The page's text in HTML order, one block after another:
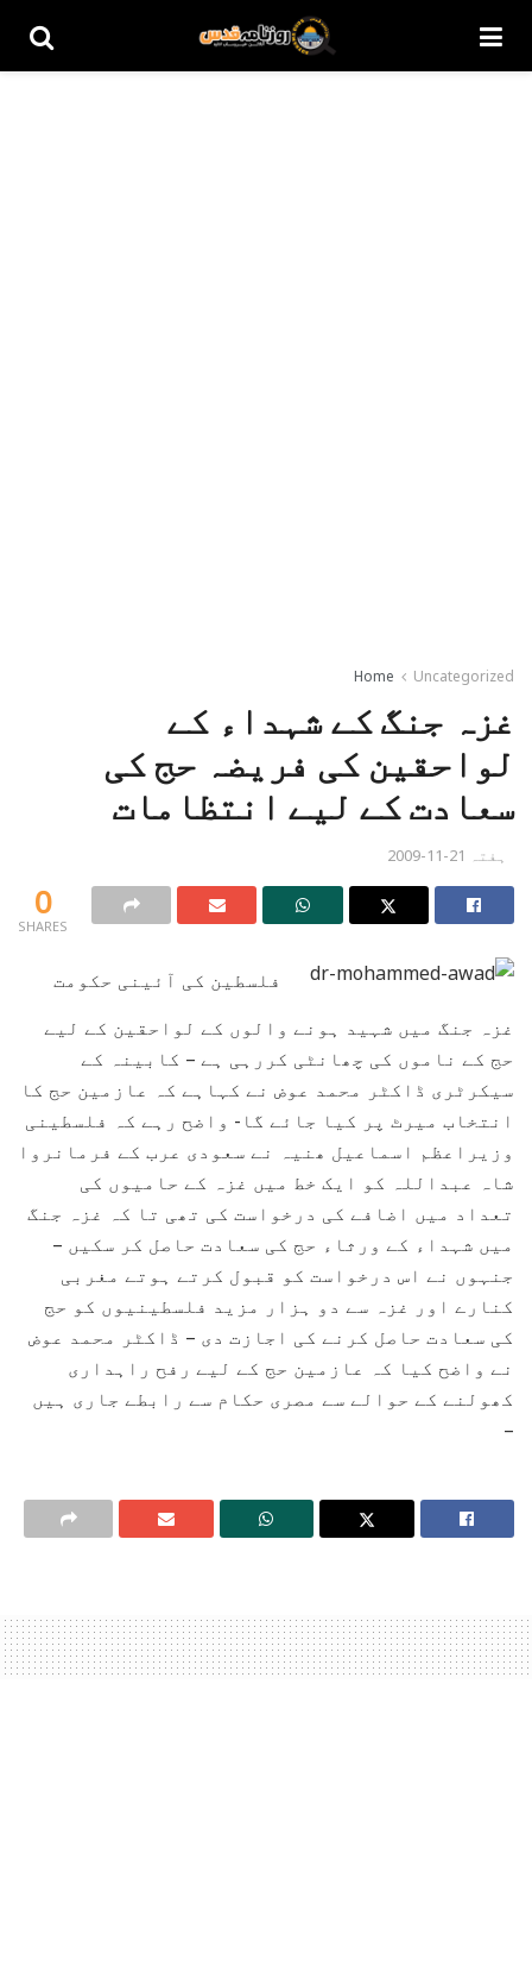
Home Uncategorized
غزہ جنگ کے شہداء کے
لواحقین کی فریضہ حج کی
سعادت کے لیے انتظامات
ہفتہ 21-11-2009
0
SHARES
فلسطین کی آئینی حکومت
غزہ جنگ میں شہید ہونے والوں کے لواحقین کے لیے
حج کے ناموں کی چھانٹی کررہی ہے – کابینہ کے
سیکرٹری ڈاکٹر محمد عوض نے کہاہے کہ عازمین حج کا
انتخاب میرٹ پر کیا جائے گا- واضح رہے کہ فلسطینی
وزیراعظم اسماعیل ھنیہ نے سعودی عرب کے فرمانروا
شاہ عبداللہ کو ایک خط میں غزہ کے حامیوں کی
تعداد میں اضافے کی درخواست کی تھی تا کہ غزہ جنگ
میں شہداء کے ورثاء حج کی سعادت حاصل کر سکیں –
جنہوں نے اس درخواست کو قبول کرتے ہوتے مغربی
کنارے اور غزہ سے دو ہزار مزید فلسطینیوں کو حج
کی سعادت حاصل کرنے کی اجازت دی – ڈاکٹر محمد عوض
نے واضح کیا کہ عازمین حج کے لیے رفح راہداری
کھولنے کے حوالے سے مصری حکام سے رابطے جاری ہیں
–